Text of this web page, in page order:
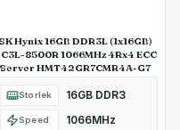
SK Hynix 16GB DDR3L (1x16GB)
8500R 1066MHz 4Rx4 ECC
Server HMT42GR7CMR4A-G7
Storlek 16GB DDR3
Speed 1066MHz